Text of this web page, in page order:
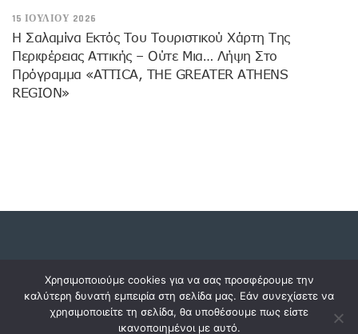
15 ΙΟΥΛΊΟΥ 2026
H Σαλαμίνα Εκτός Του Τουριστικού Χάρτη Της
Περιφέρειας Αττικής – Ούτε Μια… Λήψη Στο
Πρόγραμμα «ATTICA, THE GREATER ATHENS
REGION»
Copyright © 2023 dossiers.gr. All rights reserved.
Χρησιμοποιούμε cookies για να σας προσφέρουμε την
καλύτερη δυνατή εμπειρία στη σελίδα μας. Εάν συνεχίσετε να
χρησιμοποιείτε τη σελίδα, θα υποθέσουμε πως είστε
ικανοποιημένοι με αυτό.